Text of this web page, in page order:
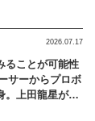
ることが可能性
サーからプロボ
。上田龍星が体
2026.07.17